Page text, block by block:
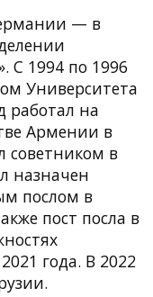
— в
С 1994 по 1996
Университета
работал на
Армении в
советником в
назначен
послом в
пост посла в
года. В 2022